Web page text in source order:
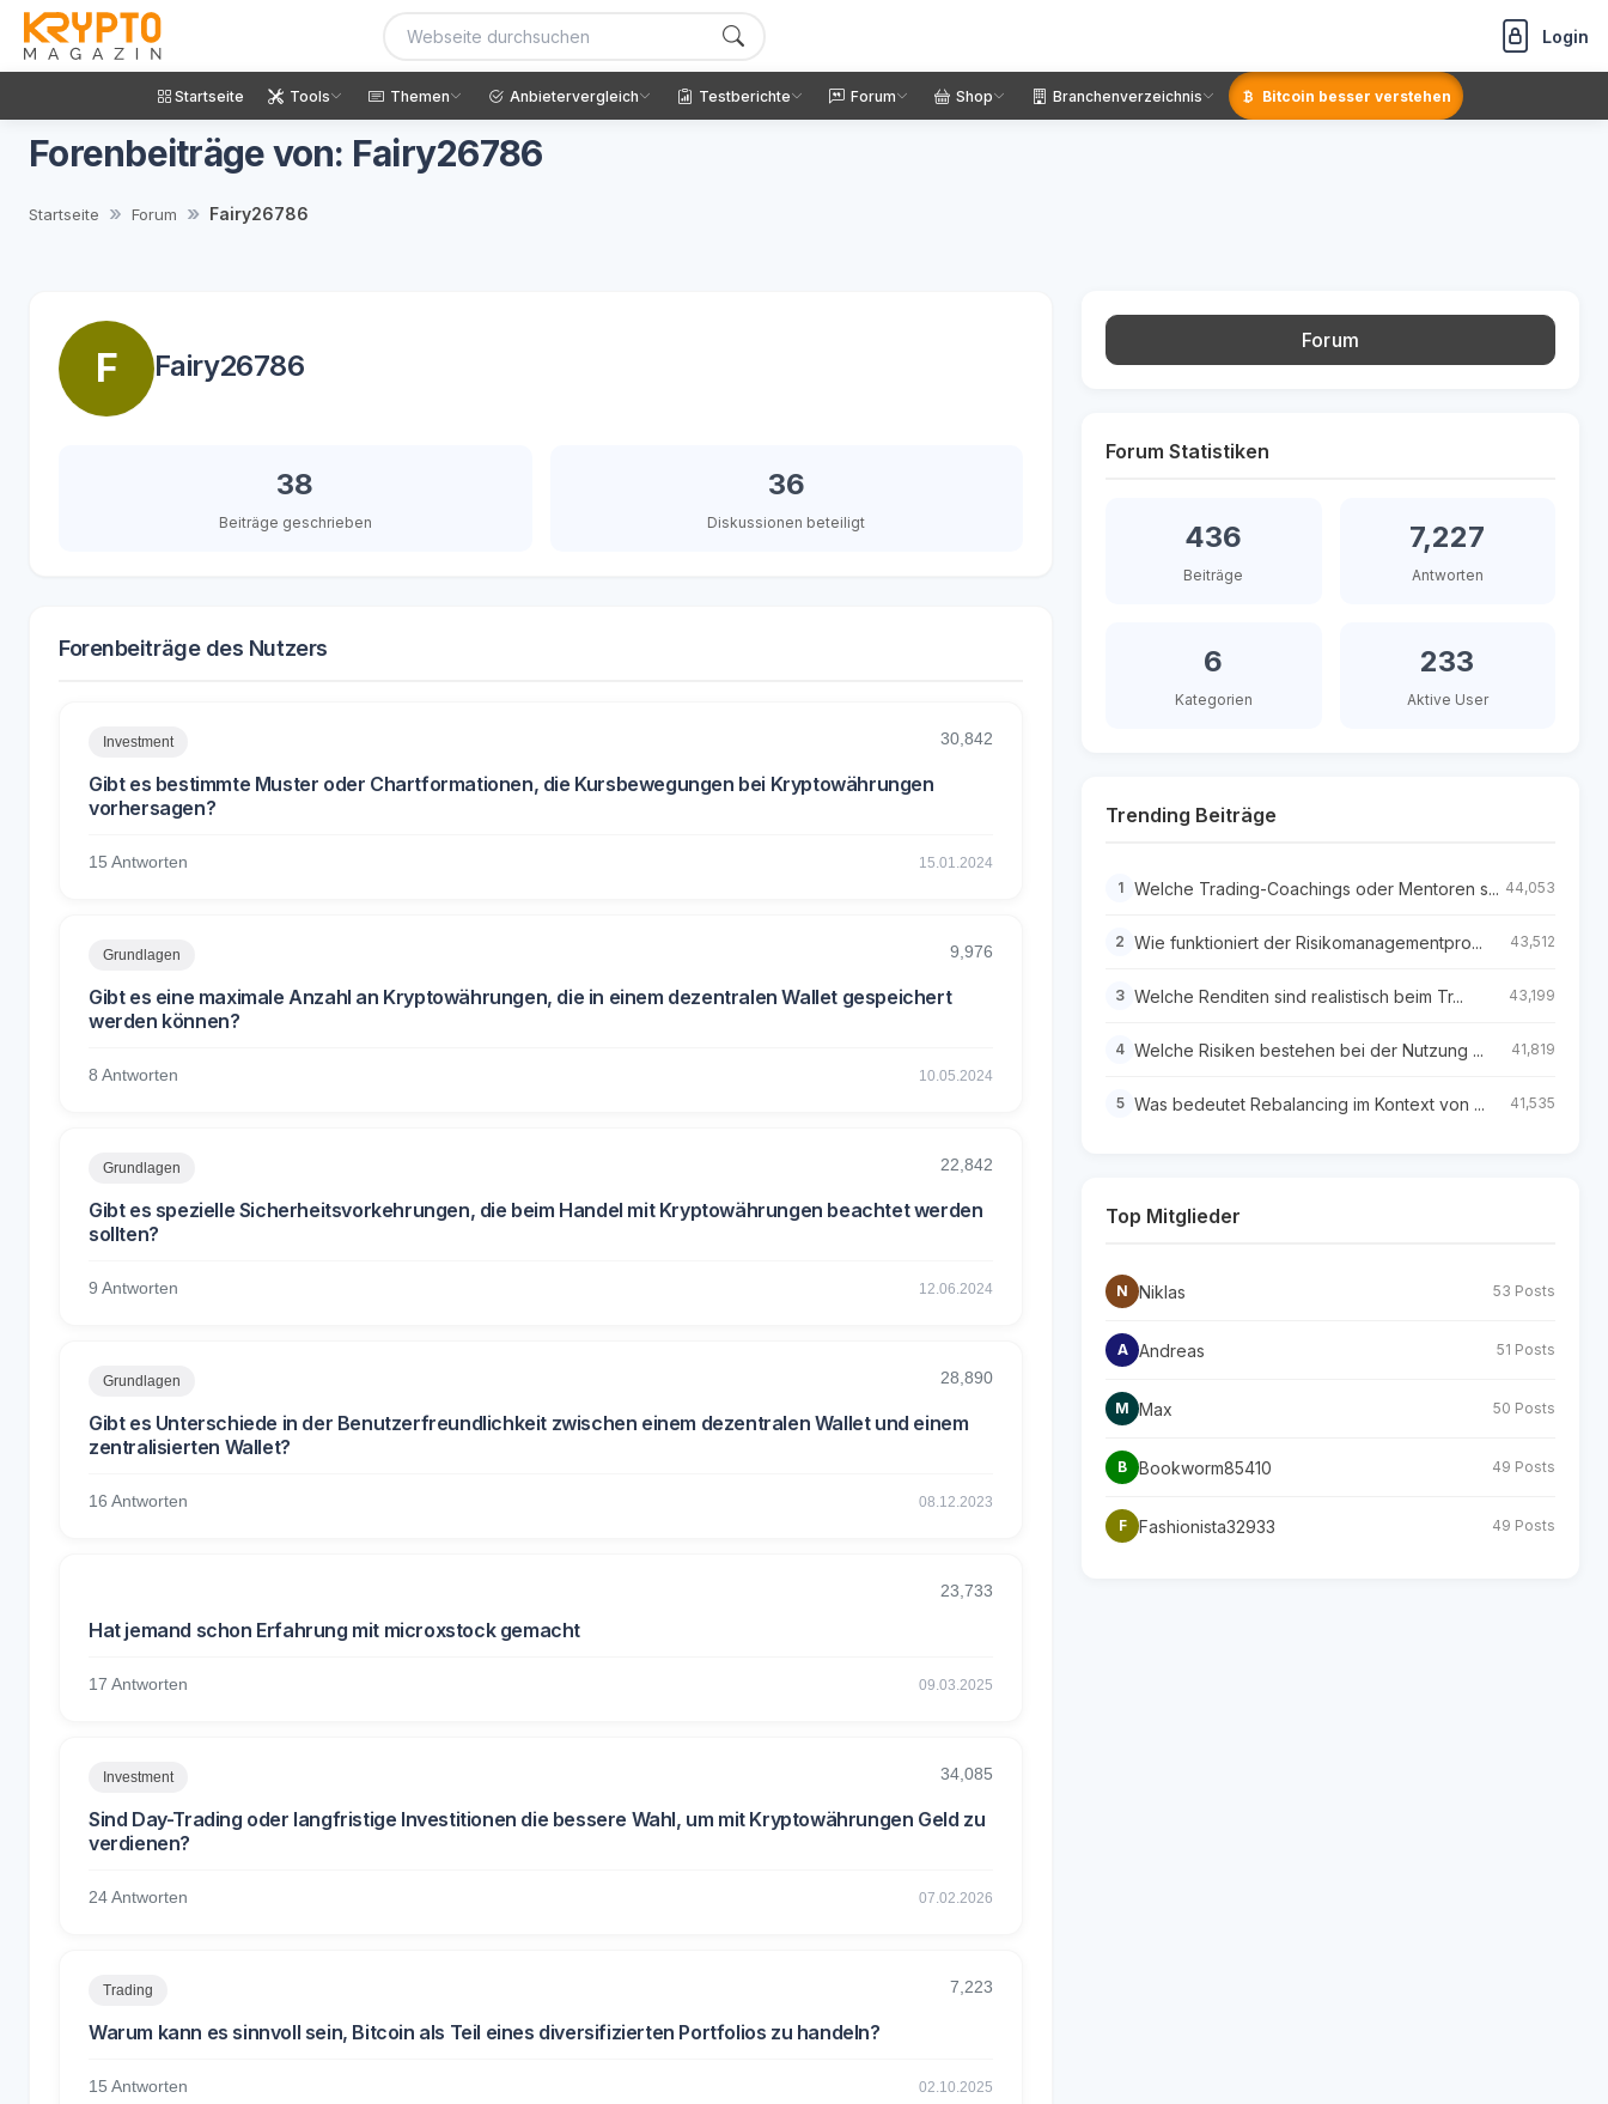
Login
Startseite Tools Themen Anbietervergleich Testberichte Forum Shop Branchenverzeichnis Bitcoin besser verstehen
Forenbeiträge von: Fairy26786
Startseite Forum Fairy26786
F Fairy26786
38
Beiträge geschrieben
36
Diskussionen beteiligt
Forenbeiträge des Nutzers
Investment 30,842
Gibt es bestimmte Muster oder Chartformationen, die Kursbewegungen bei Kryptowährungen
vorhersagen?
15 Antworten 15.01.2024
Grundlagen 9,976
Gibt es eine maximale Anzahl an Kryptowährungen, die in einem dezentralen Wallet gespeichert
werden können?
8 Antworten 10.05.2024
Grundlagen 22,842
Gibt es spezielle Sicherheitsvorkehrungen, die beim Handel mit Kryptowährungen beachtet werden
sollten?
9 Antworten 12.06.2024
Grundlagen 28,890
Gibt es Unterschiede in der Benutzerfreundlichkeit zwischen einem dezentralen Wallet und einem
zentralisierten Wallet?
16 Antworten 08.12.2023
23,733
Hat jemand schon Erfahrung mit microxstock gemacht
17 Antworten 09.03.2025
Investment 34,085
Sind Day-Trading oder langfristige Investitionen die bessere Wahl, um mit Kryptowährungen Geld zu
verdienen?
24 Antworten 07.02.2026
Trading 7,223
Warum kann es sinnvoll sein, Bitcoin als Teil eines diversifizierten Portfolios zu handeln?
15 Antworten 02.10.2025
Forum
Forum Statistiken
436
Beiträge
7,227
Antworten
6
Kategorien
233
Aktive User
Trending Beiträge
1 Welche Trading-Coachings oder Mentoren s... 44,053
2 Wie funktioniert der Risikomanagementpro... 43,512
3 Welche Renditen sind realistisch beim Tr... 43,199
4 Welche Risiken bestehen bei der Nutzung ... 41,819
5 Was bedeutet Rebalancing im Kontext von ... 41,535
Top Mitglieder
N Niklas 53 Posts
A Andreas 51 Posts
M Max 50 Posts
B Bookworm85410 49 Posts
F Fashionista32933 49 Posts